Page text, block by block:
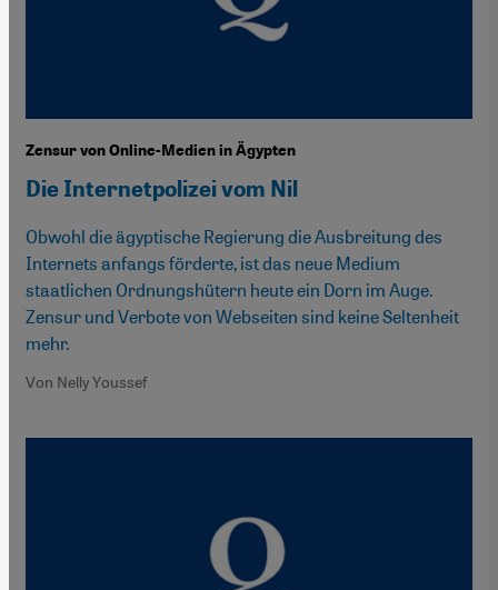
Zensur von Online-Medien in Ägypten
Die Internetpolizei vom Nil
Obwohl die ägyptische Regierung die Ausbreitung des
Internets anfangs förderte, ist das neue Medium
staatlichen Ordnungshütern heute ein Dorn im Auge.
Zensur und Verbote von Webseiten sind keine Seltenheit
mehr.
Von Nelly Youssef